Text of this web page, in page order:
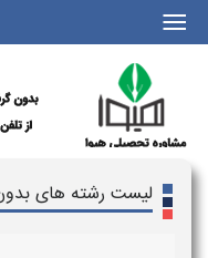
|||
لیست رشته های بدون